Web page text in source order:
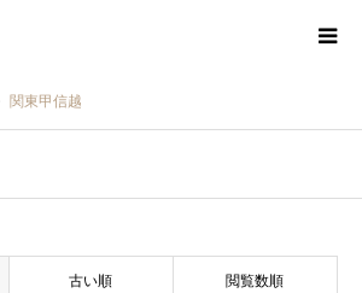
関東甲信越
古い順 閲覧数順